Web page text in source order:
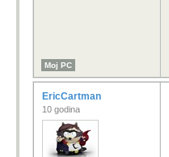
Moj PC
EricCartman
10 godina